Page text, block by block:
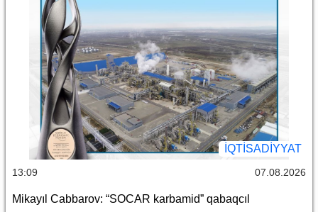
İQTİSADİYYAT
13:09 07.08.2026
Mikayıl Cabbarov: “SOCAR karbamid” qabaqcıl